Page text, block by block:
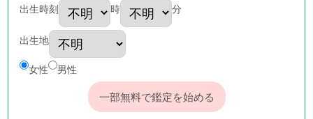
出生時刻 時 分
出生地
女性 男性